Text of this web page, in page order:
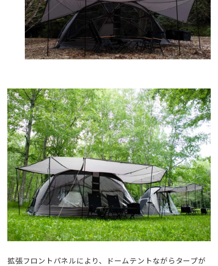
拡張フロントパネルにより、ドームテントながらタープが